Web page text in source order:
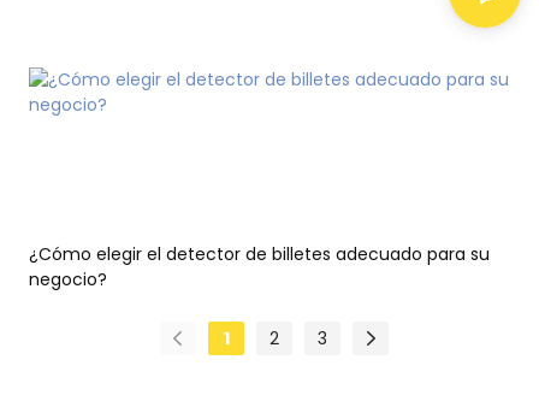
¿Cómo elegir el detector de billetes adecuado para su
negocio?
1 2 3